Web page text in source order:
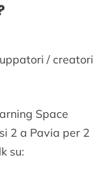
/ creatori
Space
2 a Pavia per 2
su: